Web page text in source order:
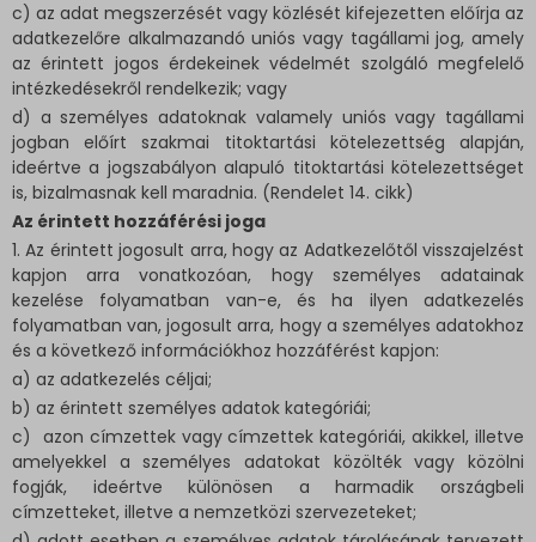
c) az adat megszerzését vagy közlését kifejezetten előírja az
adatkezelőre alkalmazandó uniós vagy tagállami jog, amely
az érintett jogos érdekeinek védelmét szolgáló megfelelő
intézkedésekről rendelkezik; vagy
d) a személyes adatoknak valamely uniós vagy tagállami
jogban előírt szakmai titoktartási kötelezettség alapján,
ideértve a jogszabályon alapuló titoktartási kötelezettséget
is, bizalmasnak kell maradnia. (Rendelet 14. cikk)
Az érintett hozzáférési joga
1. Az érintett jogosult arra, hogy az Adatkezelőtől visszajelzést
kapjon arra vonatkozóan, hogy személyes adatainak
kezelése folyamatban van-e, és ha ilyen adatkezelés
folyamatban van, jogosult arra, hogy a személyes adatokhoz
és a következő információkhoz hozzáférést kapjon:
a) az adatkezelés céljai;
b) az érintett személyes adatok kategóriái;
c) azon címzettek vagy címzettek kategóriái, akikkel, illetve
amelyekkel a személyes adatokat közölték vagy közölni
fogják, ideértve különösen a harmadik országbeli
címzetteket, illetve a nemzetközi szervezeteket;